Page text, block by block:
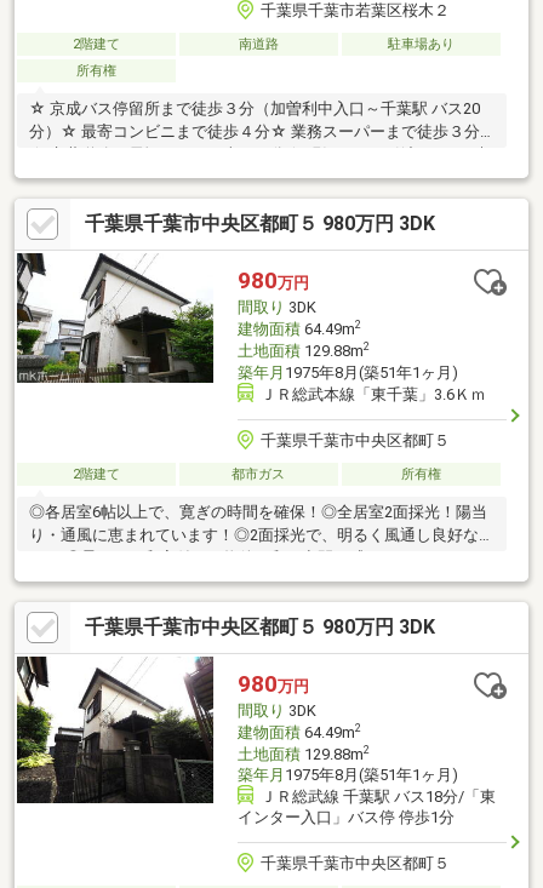
千葉県千葉市若葉区桜木２
2階建て 南道路
駐車場あり
所有権
☆ 京成バス停留所まで徒歩３分（加曽利中入口～千葉駅 バス20
分）☆ 最寄コンビニまで徒歩４分☆ 業務スーパーまで徒歩３分
約不適合責任免責※ 桜木霊園が隣接しています ※ 建物利用
時、大規模なリフォーム必要（雨漏り等）※ 未登記増築部分（約
0.8㎡あり）※ 前面道路都市ガス管埋設有
千葉県千葉市中央区都町５ 980万円 3DK
980万円
間取り 3DK
建物面積64.49m2
土地面積129.88m2
築年月 1975年8月(築51年1ヶ月)
ＪＲ総武本線「東千葉」3.6Ｋｍ
千葉県千葉市中央区都町５
2階建て 都市ガス 所有権
◎各居室6帖以上で、寛ぎの時間を確保！◎全居室2面採光！陽当
り・通風に恵まれています！◎2面採光で、明るく風通し良好な
DK！◎柔らかい和室付きの物件！和の空間を感じることのできる
落ち着きある一部屋です！◎収納が充実しているのでお荷物が多
くてもキレイにスッキリ収納できます！◎お庭付き！ガーデニン
グや家庭菜園などが楽しめますね！
千葉県千葉市中央区都町５ 980万円 3DK
980万円
間取り 3DK
建物面積64.49m2
土地面積129.88m2
築年月 1975年8月(築51年1ヶ月)
ＪＲ総武線 千葉駅 バス18分/「東
インター入口」バス停 停歩1分
千葉県千葉市中央区都町５